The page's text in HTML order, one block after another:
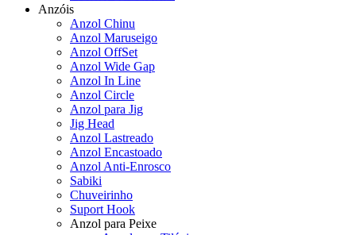
Anzóis
Anzol Chinu
Anzol Maruseigo
Anzol OffSet
Anzol Wide Gap
Anzol In Line
Anzol Circle
Anzol para Jig
Jig Head
Anzol Lastreado
Anzol Encastoado
Anzol Anti-Enrosco
Sabiki
Chuveirinho
Suport Hook
Anzol para Peixe